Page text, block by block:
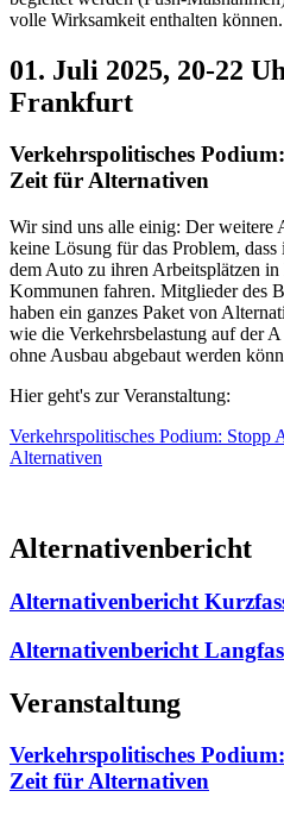
volle Wirksamkeit enthalten können.
01. Juli 2025, 20-22
Frankfurt
Verkehrspolitisches
Zeit für Alternativen
Wir sind uns alle einig: Der weitere
keine Lösung für das Problem,
dem Auto zu ihren Arbeitsplätzen
Kommunen fahren. Mitglieder des
haben ein ganzes Paket von
wie die Verkehrsbelastung auf der
ohne Ausbau abgebaut werden
Hier geht's zur Veranstaltung:
Verkehrspolitisches Podium: Stopp
Alternativen
Alternativenbericht
Alternativenbericht
Alternativenbericht
Veranstaltung
Verkehrspolitisches
Zeit für Alternativen